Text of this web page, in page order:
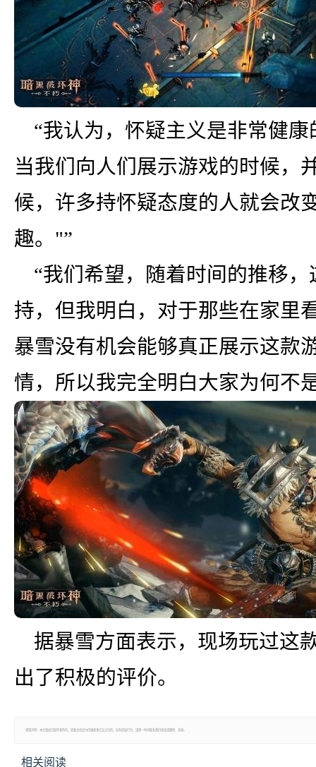
“我认为，怀疑主义是非常健
当我们向人们展示游戏的时候，
候，许多持怀疑态度的人就会改
趣。"”
“我们希望，随着时间的推移
持，但我明白，对于那些在家里
暴雪没有机会能够真正展示这款
情，所以我完全明白大家为何不
据暴雪方面表示，现场玩过这
出了积极的评价。
郑重声明：本文版权归原作者所有，转载文章仅为传播更多信息之目的，如有侵权行为，请第一时间联系我们修改或删除，多谢。
相关阅读